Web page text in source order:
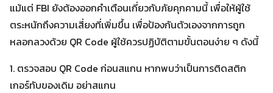
Search
Search
แม้แต่ FBI ยังต้องออกคำเตือนเกี่ยวกับภัยคุกคามนี้ เพื่อให้ผู้ใช้
ตระหนักถึงความเสี่ยงที่เพิ่มขึ้น เพื่อป้องกันตัวเองจากการถูก
หลอกลวงด้วย QR Code ผู้ใช้ควรปฏิบัติตามขั้นตอนง่าย ๆ ดังนี้
1. ตรวจสอบ QR Code ก่อนสแกน หากพบว่าเป็นการติดสติก
เกอร์ทับของเดิม อย่าสแกน